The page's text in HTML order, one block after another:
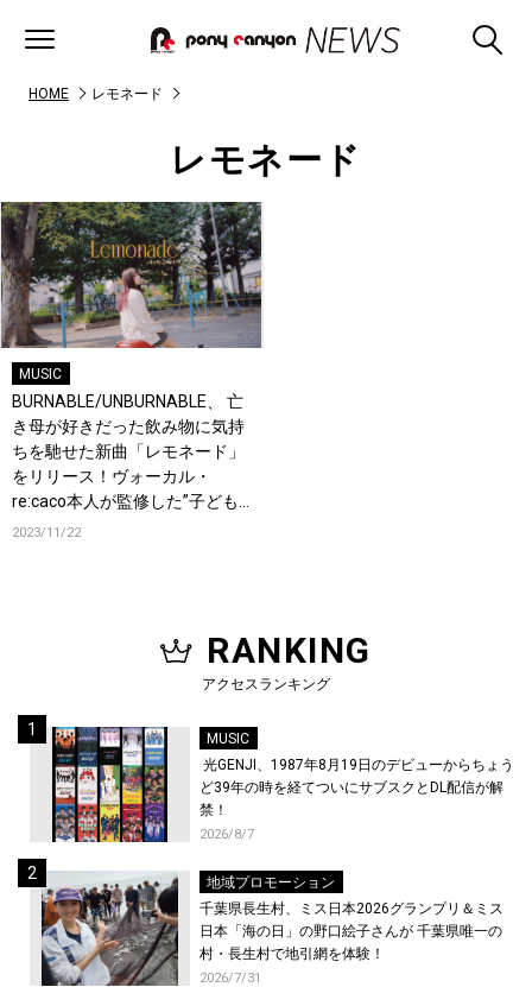
HOME レモネード
レモネード
MUSIC
BURNABLE/UNBURNABLE、 亡
き母が好きだった飲み物に気持
ちを馳せた新曲「レモネード」
をリリース！ヴォーカル・
re:caco本人が監修した”子ども
返り”をテーマにしたミュージッ
2023/11/22
RANKING
アクセスランキング
MUSIC
光GENJI、1987年8月19日のデビューからちょう
ど39年の時を経てついにサブスクとDL配信が解
禁！
2026/8/7
地域プロモーション
千葉県長生村、ミス日本2026グランプリ＆ミス
日本「海の日」の野口絵子さんが 千葉県唯一の
村・長生村で地引網を体験！
2026/7/31